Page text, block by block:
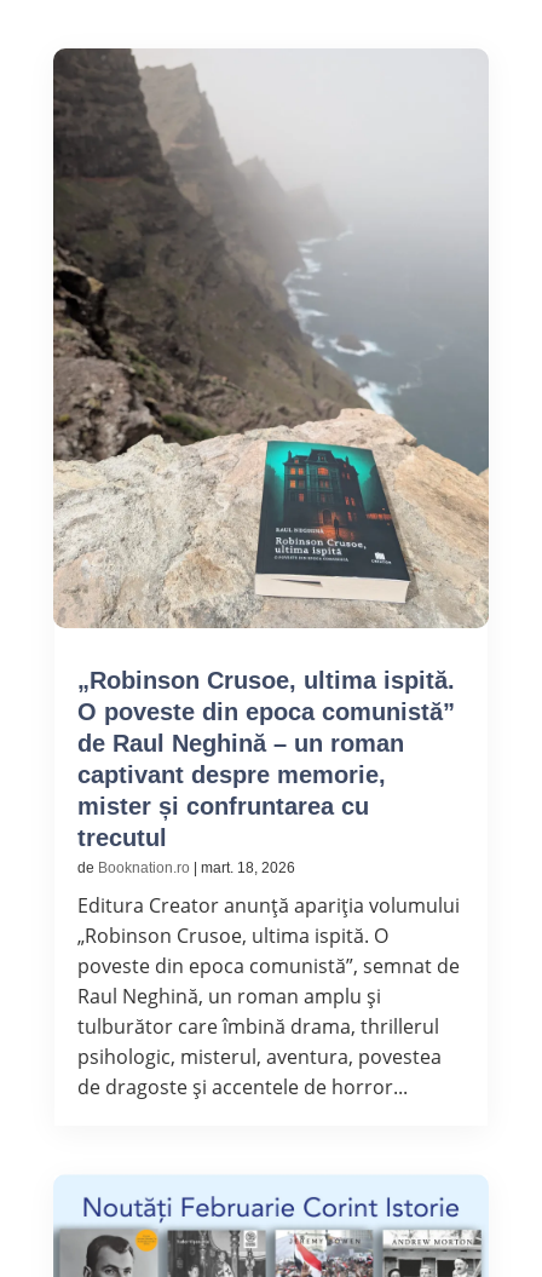
„Robinson Crusoe, ultima ispită.
O poveste din epoca comunistă”
de Raul Neghină – un roman
captivant despre memorie,
mister și confruntarea cu
trecutul
de Booknation.ro | mart. 18, 2026
Editura Creator anunță apariția volumului
„Robinson Crusoe, ultima ispită. O
poveste din epoca comunistă”, semnat de
Raul Neghină, un roman amplu și
tulburător care îmbină drama, thrillerul
psihologic, misterul, aventura, povestea
de dragoste și accentele de horror...